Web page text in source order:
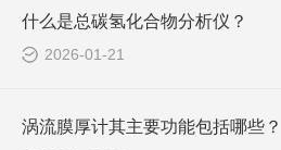
什么是总碳氢化合物分析仪？
2026-01-21
涡流膜厚计其主要功能包括哪些？